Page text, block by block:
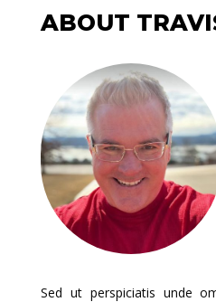
ABOUT
Sed ut perspiciatis unde